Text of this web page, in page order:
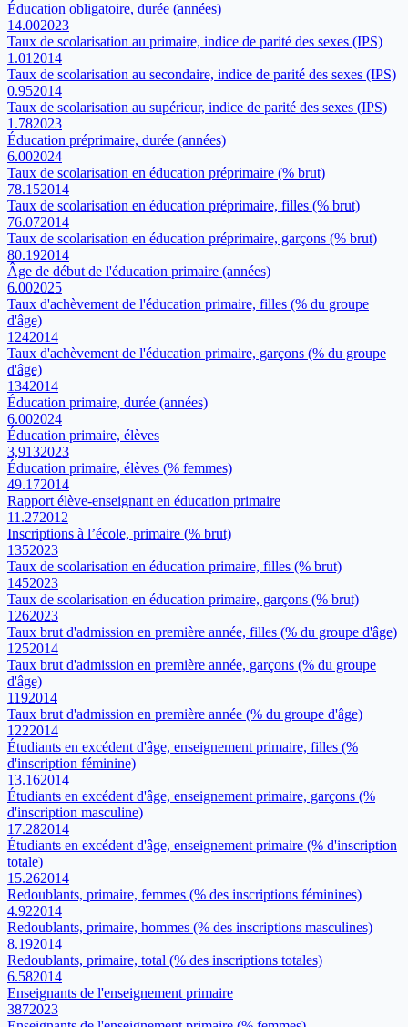
Éducation obligatoire, durée (années)
14.002023
Taux de scolarisation au primaire, indice de parité des sexes (IPS)
1.01 2014
Taux de scolarisation au secondaire, indice de parité des sexes (IPS)
0.952014
Taux de scolarisation au supérieur, indice de parité des sexes (IPS)
1.782023
Éducation préprimaire, durée (années)
6.002024
Taux de scolarisation en éducation préprimaire (% brut)
78.152014
Taux de scolarisation en éducation préprimaire, filles (% brut)
76.072014
Taux de scolarisation en éducation préprimaire, garçons (% brut)
80.192014
Âge de début de l'éducation primaire (années)
6.002025
Taux d'achèvement de l'éducation primaire, filles (% du groupe
d'âge)
1242014
Taux d'achèvement de l'éducation primaire, garçons (% du groupe
d'âge)
1342014
Éducation primaire, durée (années)
6.002024
Éducation primaire, élèves
3,9132023
Éducation primaire, élèves (% femmes)
49.172014
Rapport élève-enseignant en éducation primaire
11.272012
Inscriptions à l’école, primaire (% brut)
1352023
Taux de scolarisation en éducation primaire, filles (% brut)
1452023
Taux de scolarisation en éducation primaire, garçons (% brut)
1262023
Taux brut d'admission en première année, filles (% du groupe d'âge)
1252014
Taux brut d'admission en première année, garçons (% du groupe
d'âge)
1192014
Taux brut d'admission en première année (% du groupe d'âge)
1222014
Étudiants en excédent d'âge, enseignement primaire, filles (%
d'inscription féminine)
13.162014
Étudiants en excédent d'âge, enseignement primaire, garçons (%
d'inscription masculine)
17.282014
Étudiants en excédent d'âge, enseignement primaire (% d'inscription
totale)
15.262014
Redoublants, primaire, femmes (% des inscriptions féminines)
4.922014
Redoublants, primaire, hommes (% des inscriptions masculines)
8.192014
Redoublants, primaire, total (% des inscriptions totales)
6.582014
Enseignants de l'enseignement primaire
3872023